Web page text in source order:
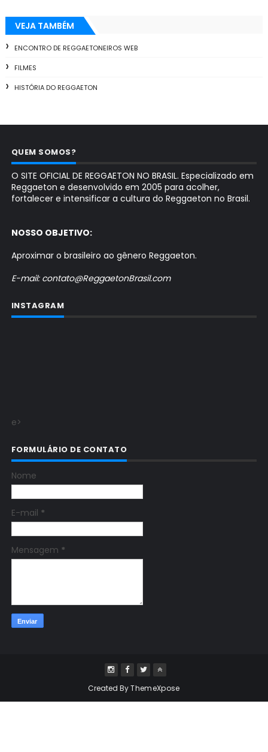
VEJA TAMBÉM
ENCONTRO DE REGGAETONEIROS WEB
FILMES
HISTÓRIA DO REGGAETON
QUEM SOMOS?
O SITE OFICIAL DE REGGAETON NO BRASIL. Especializado em
Reggaeton e desenvolvido em 2005 para acolher,
fortalecer e intensificar a cultura do Reggaeton no Brasil.
NOSSO OBJETIVO:
Aproximar o brasileiro ao gênero Reggaeton.
E-mail: contato@ReggaetonBrasil.com
INSTAGRAM
e>
FORMULÁRIO DE CONTATO
Nome
E-mail *
Mensagem *
Created ByThemeXpose